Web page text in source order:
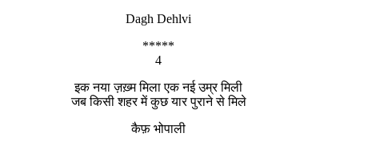
Dagh Dehlvi
*****
4
इक नया ज़ख़्म मिला एक नई उम्र मिली
जब किसी शहर में कुछ यार पुराने से मिले
कैफ़ भोपाली